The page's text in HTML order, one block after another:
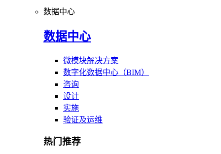
数据中心
数据中心
微模块解决方案
数字化数据中心（BIM）
咨询
设计
实施
验证及运维
热门推荐